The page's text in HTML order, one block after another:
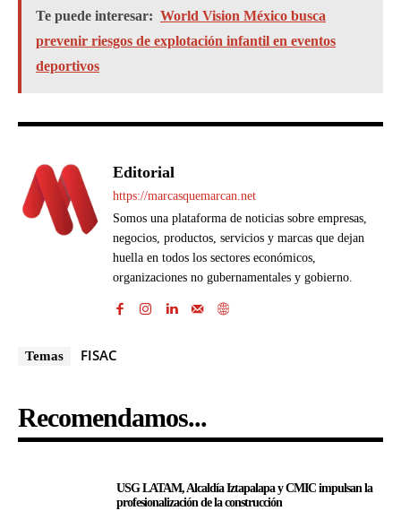
Te puede interesar: World Vision México busca
prevenir riesgos de explotación infantil en eventos
deportivos
Editorial
https://marcasquemarcan.net
Somos una plataforma de noticias sobre empresas,
negocios, productos, servicios y marcas que dejan
huella en todos los sectores económicos,
organizaciones no gubernamentales y gobierno.
Temas FISAC
Recomendamos...
USG LATAM, Alcaldía Iztapalapa y CMIC impulsan la
profesionalización de la construcción